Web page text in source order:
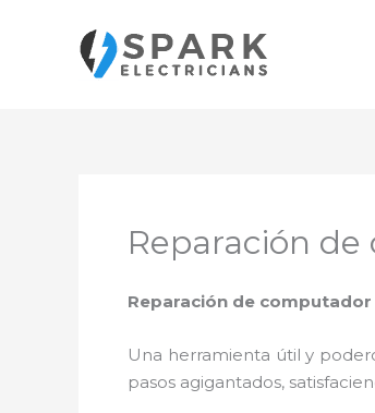
contenido
Reparación
Reparación de computador
Una herramienta útil y
pasos agigantados,